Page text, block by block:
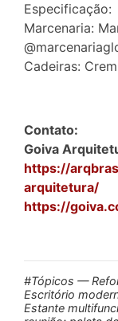
Especificação:
Marcenaria:
Cadeiras:
Contato:
Goiva
https://
arquitetura/
https://
#Tópicos —
Escritório
Estante